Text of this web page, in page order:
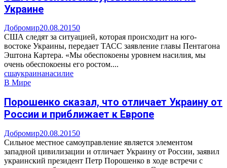
Украине
Добромир20.08.20150
США следят за ситуацией, которая происходит на юго-
востоке Украины, передает ТАСС заявление главы Пентагона
Эштона Картера. «Мы обеспокоены уровнем насилия, мы
очень обеспокоены его ростом....
сшаукраинанасилие
В Мире
Порошенко сказал, что отличает Украину от
России и приближает к Европе
Добромир20.08.20150
Сильное местное самоуправление является элементом
западной цивилизации и отличает Украину от России, заявил
украинский президент Петр Порошенко в ходе встречи с